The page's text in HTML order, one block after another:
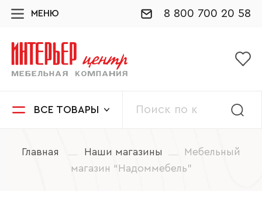
МЕНЮ 8 800 700 20 58
ВСЕ ТОВАРЫ
Главная Наши магазины
Мебельный
магазин “Надоммебель”